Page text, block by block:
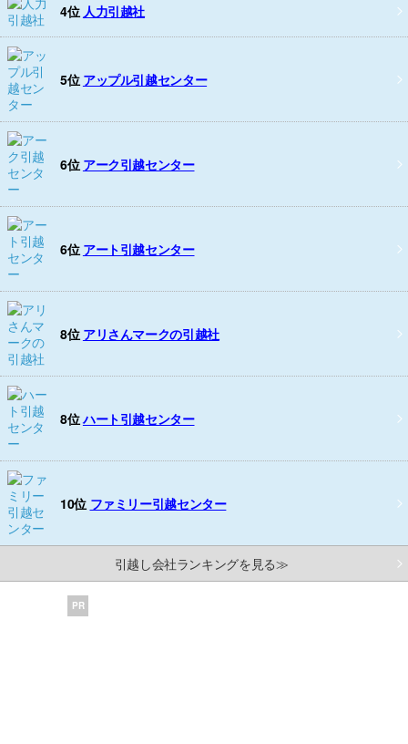
4位 人力引越社
5位 アップル引越センター
6位 アーク引越センター
6位 アート引越センター
8位 アリさんマークの引越社
8位ハート引越センター
10位 ファミリー引越センター
引越し会社ランキングを見る≫
PR